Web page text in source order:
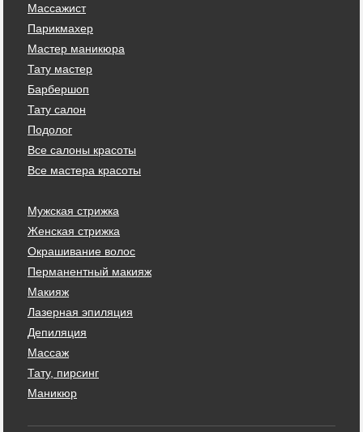
Массажист
Парикмахер
Мастер маникюра
Тату мастер
Барбершоп
Тату салон
Подолог
Все салоны красоты
Все мастера красоты
Мужская стрижка
Женская стрижка
Окрашивание волос
Перманентный макияж
Макияж
Лазерная эпиляция
Депиляция
Массаж
Тату, пирсинг
Маникюр